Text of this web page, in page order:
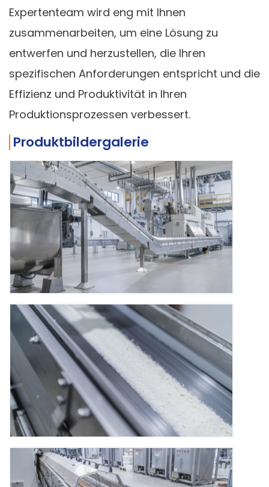
Expertenteam wird eng mit Ihnen
zusammenarbeiten, um eine Lösung zu
entwerfen und herzustellen, die Ihren
spezifischen Anforderungen entspricht und die
Effizienz und Produktivität in Ihren
Produktionsprozessen verbessert.
Produktbildergalerie